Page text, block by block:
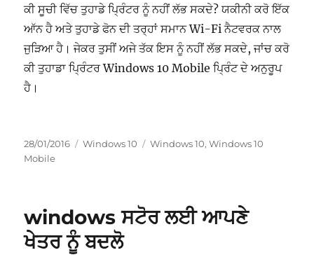
ਕੀ ਸੂਚੀ ਵਿੱਚ ਤੁਹਾਡੇ ਪ੍ਰਿੰਟਰ ਨੂੰ ਨਹੀਂ ਲੱਭ ਸਕਦੇ? ਯਕੀਨੀ ਕਰੋ ਇੱਕ
ਆੱਨ ਹੈ ਅਤੇ ਤੁਹਾਡੇ ਫੋਨ ਦੀ ਤਰ੍ਹਾਂ ਸਮਾਨ Wi-Fi ਨੈਟਵਰਕ ਨਾਲ
ਜੁੜਿਆ ਹੈ। ਜੇਕਰ ਤੁਸੀਂ ਅਜੇ ਤੱਕ ਇਸ ਨੂੰ ਨਹੀਂ ਲੱਭ ਸਕਦੇ, ਜਾਂਚ ਕਰੋ
ਕੀ ਤੁਹਾਡਾ ਪ੍ਰਿੰਟਰ Windows 10 Mobile ਪ੍ਰਿੰਟ ਦੇ ਅਨੁਰੂਪ
ਹੈ।
ਸੰਪਾਦਿਤ
ਹੋਇਆ
28/01/2016 ਸ਼੍ਰੇਣੀਆਂ
Windows 10 ਟੈਗ
Windows 10,Windows 10
Mobile
windows ਸਟੋਰ ਲਈ ਆਪਣੇ
ਖੇਤਰ ਨੂੰ ਬਦਲੋ